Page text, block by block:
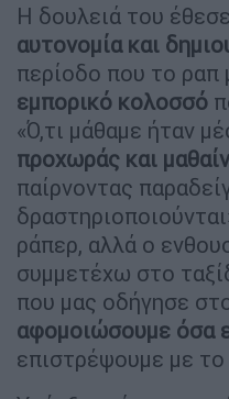
Η δουλειά του
αυτονομία και
περίοδο που το ραπ
εμπορικό κολοσσό
«Ό,τι μάθαμε ήταν
προχωράς και
παίρνοντας
ράπερ, αλλά ο
συμμετέχω στο
που μας οδήγησε
αφομοιώσουμε όσα
επιστρέψουμε με το